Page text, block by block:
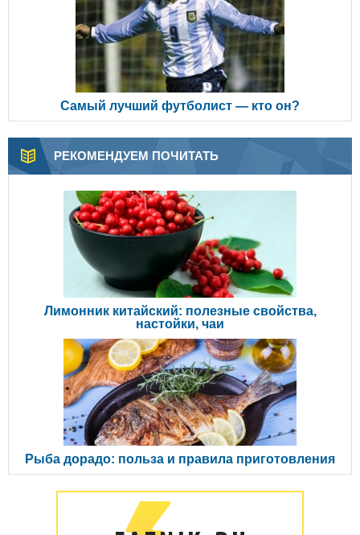
Самый лучший футболист — кто он?
РЕКОМЕНДУЕМ ПОЧИТАТЬ
Лимонник китайский: полезные свойства,
настойки, чаи
Рыба дорадо: польза и правила приготовления